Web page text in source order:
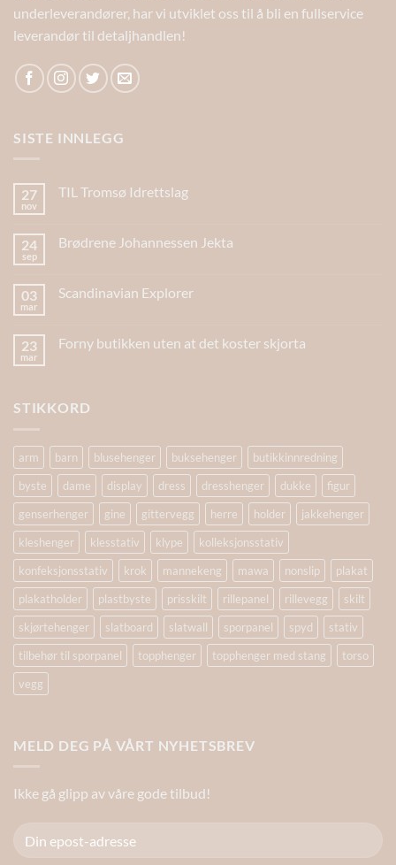
underleverandører, har vi utviklet oss til å bli en fullservice
leverandør til detaljhandlen!
SISTE INNLEGG
27
nov
TIL Tromsø Idrettslag
24
sep
Brødrene Johannessen Jekta
03
mar
Scandinavian Explorer
23
mar
Forny butikken uten at det koster skjorta
STIKKORD
arm barn blusehenger buksehenger
butikkinnredning
byste
dame display dress dresshenger dukke
figur
genserhenger
gine gittervegg herre holder
jakkehenger
kleshenger
klesstativ klype
kolleksjonsstativ
konfeksjonsstativ
krok mannekeng mawa nonslip
plakat
plakatholder
plastbyste prisskilt rillepanel rillevegg
skilt
skjørtehenger
slatboard slatwall sporpanel spyd
stativ
tilbehør til sporpanel
topphenger topphenger med stang
torso
vegg
MELD DEG PÅ VÅRT NYHETSBREV
Ikke gå glipp av våre gode tilbud!